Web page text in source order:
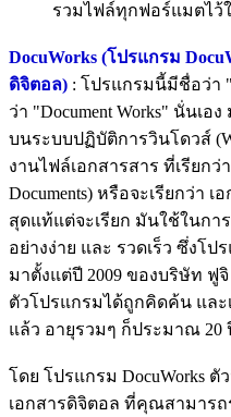
รวมไฟล์ทุกฟอร์แมตไว้
DocuWorks (โปรแกรม
ดิจิตอล) : โปรแกรมนี้มีชื่อว่า
ว่า "Document Works" นั่น
บนระบบปฏิบัติการวินโดวส์
งานไฟล์เอกสารสาร ที่เรียกว่
Documents) หรือจะเรียกว่า เ
สุดแท้แต่จะเรียก มันใช้ในกา
อย่างง่าย และ รวดเร็ว ซึ่งโ
มาตั้งแต่ปี 2009 ของบริษัท ฟู
ตัวโปรแกรมได้ถูกคิดค้น แล
แล้ว อายุรวมๆ ก็ประมาณ 20
โดย โปรแกรม DocuWorks
เอกสารดิจิตอล ที่คุณสามารถ